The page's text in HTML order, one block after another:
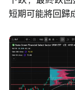
短期可能將回歸